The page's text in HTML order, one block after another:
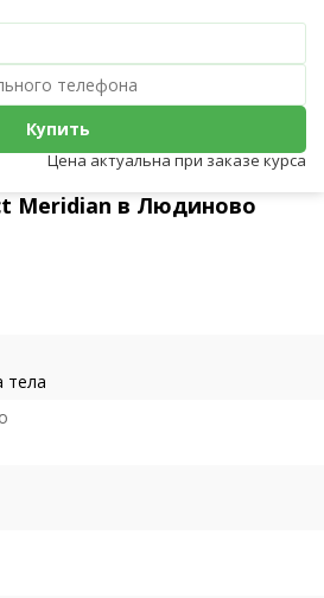
Meridian в Людиново
тела
Купить
Цена актуальна при заказе курса